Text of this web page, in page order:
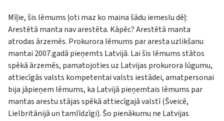
Mīļie, šis lēmums ļoti maz ko maina šādu iemeslu dēļ:
Arestētā manta nav arestēta. Kāpēc? Arestētā manta
atrodas ārzemēs. Prokurora lēmums par aresta uzlikšanu
mantai 2007.gadā pieņemts Latvijā. Lai šis lēmums stātos
spēkā ārzemēs, pamatojoties uz Latvijas prokurora lūgumu,
attiecīgās valsts kompetentai valsts iestādei, amatpersonai
bija jāpieņem lēmums, ka Latvijā pieņemtais lēmums par
mantas arestu stājas spēkā attiecīgajā valstī (Šveicē,
Lielbritānijā un tamlīdzīgi). Šo pienākumu ne Latvijas